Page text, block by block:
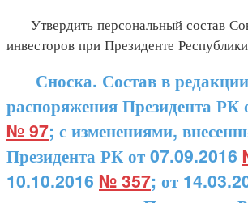
Утвердить персональный состав
инвесторов при Президенте
Сноска. Состав в редакции
распоряжения Президента РК
№ 97; с изменениями,
Президента РК от 07.09.2016
10.10.2016 № 357; от